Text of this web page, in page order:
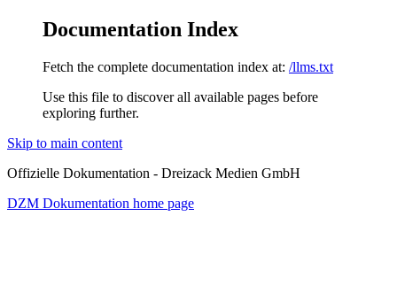
Documentation Index
Fetch the complete documentation index at: /llms.txt
Use this file to discover all available pages before
exploring further.
Skip to main content
Offizielle Dokumentation - Dreizack Medien GmbH
DZM Dokumentation home page